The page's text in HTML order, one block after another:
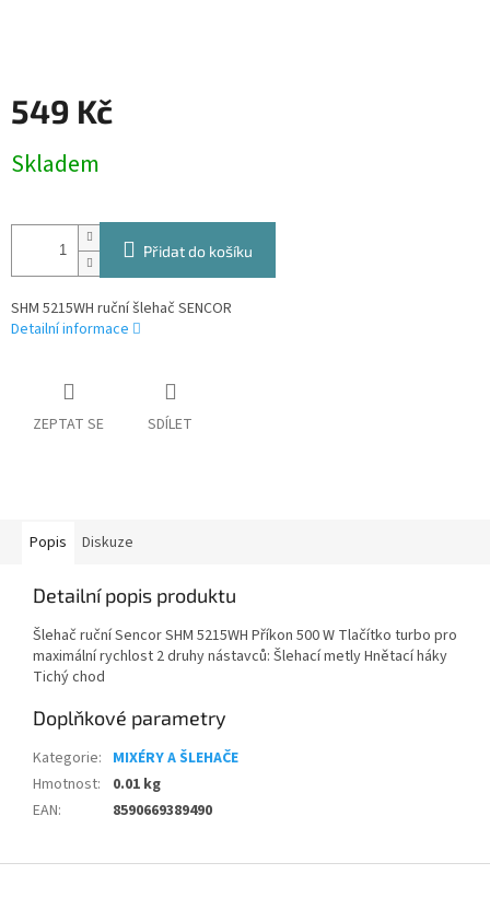
549 Kč
cena:
Skladem
Přidat do košíku
SHM 5215WH ruční šlehač SENCOR
Detailní informace
ZEPTAT SE SDÍLET
Popis Diskuze
Detailní popis produktu
Šlehač ruční Sencor SHM 5215WH Příkon 500 W Tlačítko turbo pro
maximální rychlost 2 druhy nástavců: Šlehací metly Hnětací háky
Tichý chod
Doplňkové parametry
Kategorie: MIXÉRY A ŠLEHAČE
Hmotnost:
0.01 kg
EAN: 8590669389490